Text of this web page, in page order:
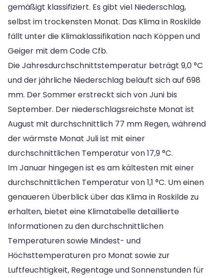
gemäßigt klassifiziert. Es gibt viel Niederschlag,
selbst im trockensten Monat. Das Klima in Roskilde
fällt unter die Klimaklassifikation nach Köppen und
Geiger mit dem Code Cfb.
Die Jahresdurchschnittstemperatur beträgt 9,0 °C
und der jährliche Niederschlag beläuft sich auf 698
mm. Der Sommer erstreckt sich von Juni bis
September. Der niederschlagsreichste Monat ist
August mit durchschnittlich 77 mm Regen, während
der wärmste Monat Juli ist mit einer
durchschnittlichen Temperatur von 17,9 °C.
Im Januar hingegen ist es am kältesten mit einer
durchschnittlichen Temperatur von 1,1 °C. Um einen
genaueren Überblick über das Klima in Roskilde zu
erhalten, bietet eine Klimatabelle detaillierte
Informationen zu den durchschnittlichen
Temperaturen sowie Mindest- und
Höchsttemperaturen pro Monat sowie zur
Luftfeuchtigkeit, Regentage und Sonnenstunden für